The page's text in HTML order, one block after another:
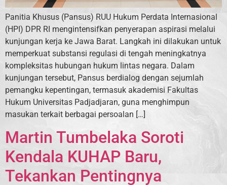
Panitia Khusus (Pansus) RUU Hukum Perdata Internasional
(HPI) DPR RI mengintensifkan penyerapan aspirasi melalui
kunjungan kerja ke Jawa Barat. Langkah ini dilakukan untuk
memperkuat substansi regulasi di tengah meningkatnya
kompleksitas hubungan hukum lintas negara. Dalam
kunjungan tersebut, Pansus berdialog dengan sejumlah
pemangku kepentingan, termasuk akademisi Fakultas
Hukum Universitas Padjadjaran, guna menghimpun
masukan terkait berbagai persoalan […]
Martin Tumbelaka Soroti
Kendala KUHAP Baru,
Tekankan Pentingnya